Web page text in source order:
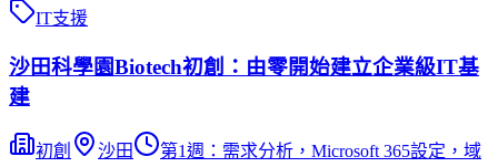
IT支援
沙田科學園Biotech初創：由零開始建立企業級IT基
建
初創 沙田
第1週：需求分析，Microsoft 365設定，域